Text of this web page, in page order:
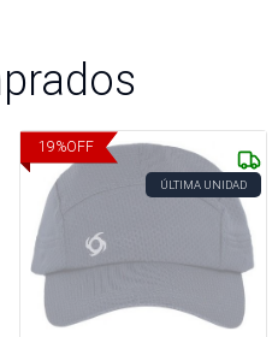
19%OFF
ÚLTIMA UNIDAD